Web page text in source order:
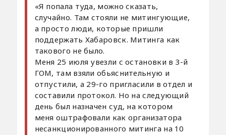
«Я попала туда, можно сказать,
случайно. Там стояли не митингующие,
а просто люди, которые пришли
поддержать Хабаровск. Митинга как
такового не было.
Меня 25 июля увезли с остановки в 3-й
ГОМ, там взяли обьяснительную и
отпустили, а 29-го пригласили в отдел и
составили протокол. Но на следующий
день был назначен суд, на котором
меня оштрафовали как организатора
несанкционированного митинга на 10